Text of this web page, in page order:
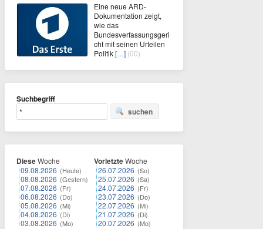
Eine neue ARD-
Dokumentation zeigt,
wie das
Bundesverfassungsgeri
cht mit seinen Urteilen
Politik[…] (00)
Suchbegriff
suchen
DieseWoche
09.08.2026 (Heute)
08.08.2026 (Gestern)
07.08.2026 (Fr)
06.08.2026 (Do)
05.08.2026 (Mi)
04.08.2026 (Di)
03.08.2026 (Mo)
VorletzteWoche
26.07.2026 (So)
25.07.2026 (Sa)
24.07.2026 (Fr)
23.07.2026 (Do)
22.07.2026 (Mi)
21.07.2026 (Di)
20.07.2026 (Mo)